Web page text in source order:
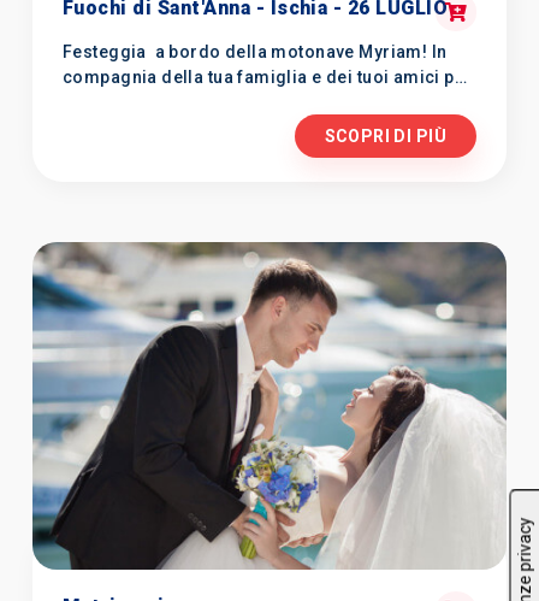
Fuochi di Sant'Anna - Ischia - 26 LUGLIO
Festeggia a bordo della motonave Myriam! In
compagnia della tua famiglia e dei tuoi amici per
SCOPRI DI PIÙ